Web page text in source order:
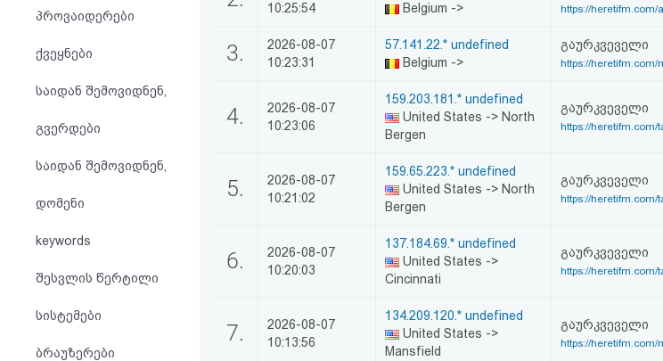
რეგისტრაცია
სალიცენზიო
შეთანხმება
პროვაიდერები
ქვეყნები
საიდან შემოვიდნენ,
გვერდები
საიდან შემოვიდნენ,
დომენი
keywords
შესვლის წერტილი
სისტემები
ბრაუზერები
10:25:54
Belgium ->
https://
3.
2026-08-07
10:23:31
57.141.22.* undefined
Belgium ->
გაურკვეველი
https://heretifm.com/
4.
2026-08-07
10:23:06
159.203.181.* undefined
United States -> North
Bergen
გაურკვეველი
https://heretifm.com/
5.
2026-08-07
10:21:02
159.65.223.* undefined
United States -> North
Bergen
გაურკვეველი
https://heretifm.com/
6.
2026-08-07
10:20:03
137.184.69.* undefined
United States ->
Cincinnati
გაურკვეველი
https://heretifm.com/
7.
2026-08-07
10:13:56
134.209.120.* undefined
United States ->
Mansfield
გაურკვეველი
https://heretifm.com/